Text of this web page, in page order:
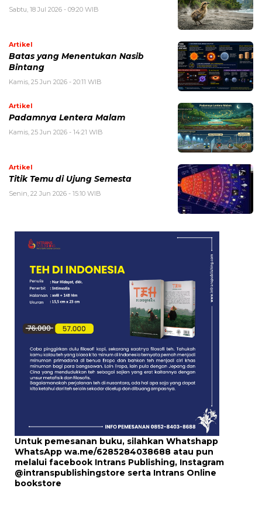
Sabtu, 18 Jul 2026 - 09:20 WIB
Artikel
Batas yang Menentukan Nasib
Bintang
Kamis, 25 Jun 2026 - 20:11 WIB
Artikel
Padamnya Lentera Malam
Kamis, 25 Jun 2026 - 14:21 WIB
Artikel
Titik Temu di Ujung Semesta
Senin, 22 Jun 2026 - 15:10 WIB
Untuk pemesanan buku, silahkan Whatshapp
WhatsApp wa.me/6285284038688 atau pun
melalui facebook Intrans Publishing, Instagram
@intranspublishingstore serta Intrans Online
bookstore